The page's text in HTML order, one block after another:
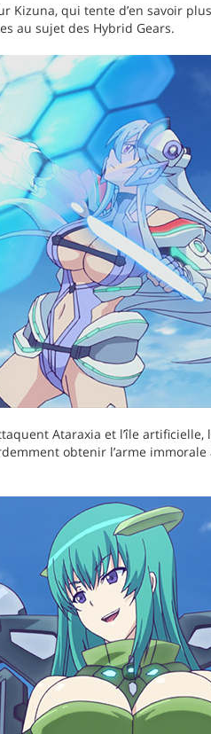
Kizuna, qui tente d’en savoir
au sujet des Hybrid Gears.
Ataraxia et l’île
obtenir l’arme